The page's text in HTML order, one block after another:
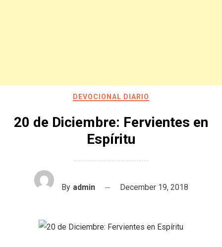
DEVOCIONAL DIARIO
20 de Diciembre: Fervientes en
Espíritu
By admin December 19, 2018